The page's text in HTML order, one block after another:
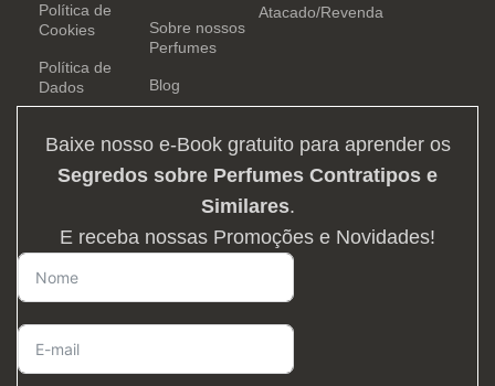
Política de
Cookies
Política de
Dados
Sobre nossos
Perfumes
Blog
Atacado/Revenda
Baixe nosso e-Book gratuito para aprender os
Segredos sobre Perfumes Contratipos e
Similares.
E receba nossas Promoções e Novidades!